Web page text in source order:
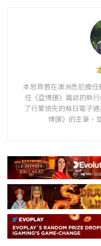
本思齊曾在澳洲悉尼擔
任《亞博匯》雜誌的執
了行業領先的每日電子
博匯》的主筆，